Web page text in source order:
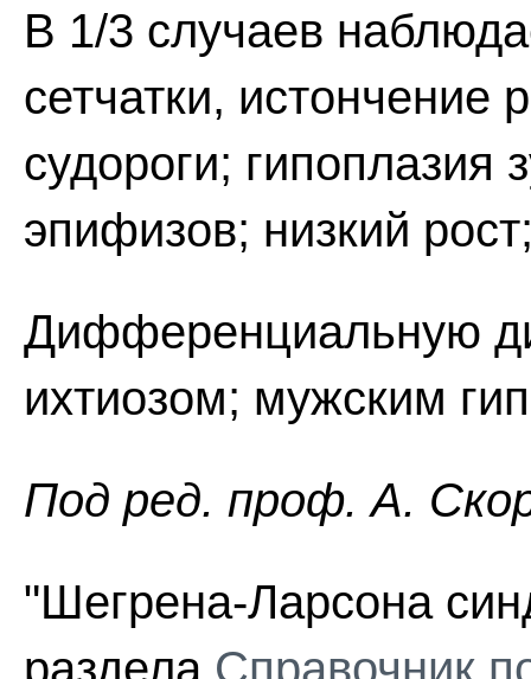
В 1/3 случаев
сетчатки,
судороги; гипоплазия
эпифизов; низкий
Дифференциальную
ихтиозом; мужским
Пoд peд. проф. А.
"Шегрена-Ларсона
раздела Справочник